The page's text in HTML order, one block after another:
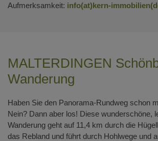
Aufmerksamkeit: info(at)kern-
MALTERDINGEN
Wanderung
Haben Sie den Panorama-Rundweg schon
Nein? Dann aber los! Diese wunderschöne,
Wanderung geht auf 11,4 km durch die
das Rebland und führt durch Hohlwege und